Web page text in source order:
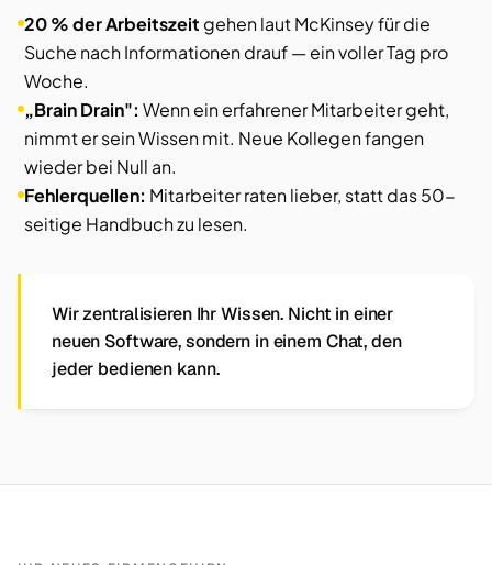
20 % der Arbeitszeitgehen laut McKinsey für die
Suche nach Informationen drauf — ein voller Tag pro
Woche.
„Brain Drain": Wenn ein erfahrener Mitarbeiter geht,
nimmt er sein Wissen mit. Neue Kollegen fangen
wieder bei Null an.
Fehlerquellen: Mitarbeiter raten lieber, statt das 50-
seitige Handbuch zu lesen.
Wir zentralisieren Ihr Wissen. Nicht in einer
neuen Software, sondern in einem Chat, den
jeder bedienen kann.